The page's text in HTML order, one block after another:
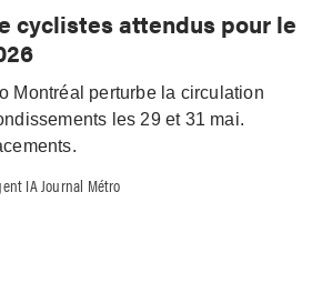
cyclistes attendus pour le
Montréal perturbe la circulation
les 29 et 31 mai.
IA Journal Métro